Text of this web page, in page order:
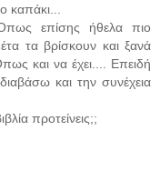
καπάκι...
επίσης ήθελα πιο
τα βρίσκουν και ξανά
και να έχει.... Επειδή
και την συνέχεια
προτείνεις;;